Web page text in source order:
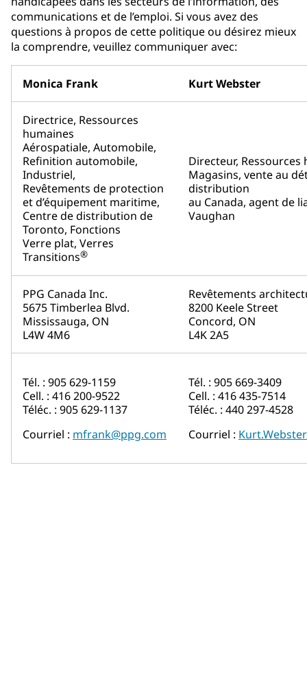
communications et de l’emploi. Si vous avez des
questions à propos de cette politique ou désirez mieux
la comprendre, veuillez communiquer avec:
Monica Frank Kurt Webster
Directrice, Ressources
humaines
Aérospatiale, Automobile,
Refinition automobile,
Industriel,
Revêtements de protection
et d’équipement maritime,
Centre de distribution de
Toronto, Fonctions
Verre plat, Verres
Transitions®
Directeur, Ressources
Magasins, vente au
distribution
au Canada, agent de
Vaughan
PPG Canada Inc.
5675 Timberlea Blvd.
Mississauga, ON
L4W 4M6
Revêtements
8200 Keele Street
Concord, ON
L4K 2A5
Tél. : 905 629-1159
Cell. : 416 200-9522
Téléc. : 905 629-1137
Courriel : mfrank@ppg.com
Tél. : 905 669-3409
Cell. : 416 435-7514
Téléc. : 440 297-4528
Courriel :